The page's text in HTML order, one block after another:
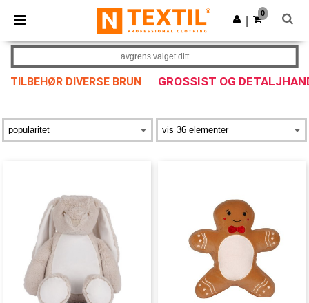
× Ntextil-app
Bedre priser i appen!
Last ned app
0
TILBEHØR DIVERSE BRUN GROSSIST OG
avgrens valget ditt